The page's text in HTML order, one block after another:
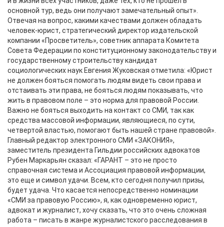
основной тур, ведь они получают замечательный опыт».
Отвечая на вопрос, какими качествами должен обладать
человек-юрист, стратегический директор издательской
компании «Просветитель», советник аппарата Комитета
Совета Федерации по конституционному законодательству и
государственному строительству кандидат
социологических наук Евгения Жуковская отметила: «Юрист
не должен бояться помогать людям видеть свои права и
отстаивать эти права, не бояться людям показывать, что
жить в правовом поле – это норма для правовой России.
Важно не бояться выходить на контакт со СМИ, так как
средства массовой информации, являющиеся, по сути,
четвертой властью, помогают быть нашей стране правовой».
Главный редактор электронного СМИ «ЗАКОНИЯ»,
заместитель президента Гильдии российских адвокатов
Рубен Маркарьян сказал: «ГАРАНТ – это не просто
справочная система и Ассоциация правовой информации,
это еще и символ удачи. Всем, кто сегодня получил призы,
будет удача. Что касается непосредственно номинации
«СМИ за правовую Россию», я, как одновременно юрист,
адвокат и журналист, хочу сказать, что это очень сложная
работа – писать в жанре журналистского расследования в